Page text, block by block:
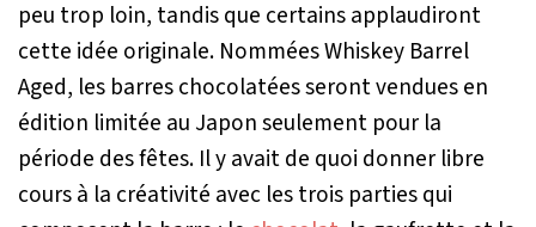
peu trop loin, tandis que certains applaudiront
cette idée originale. Nommées Whiskey Barrel
Aged, les barres chocolatées seront vendues en
édition limitée au Japon seulement pour la
période des fêtes. Il y avait de quoi donner libre
cours à la créativité avec les trois parties qui